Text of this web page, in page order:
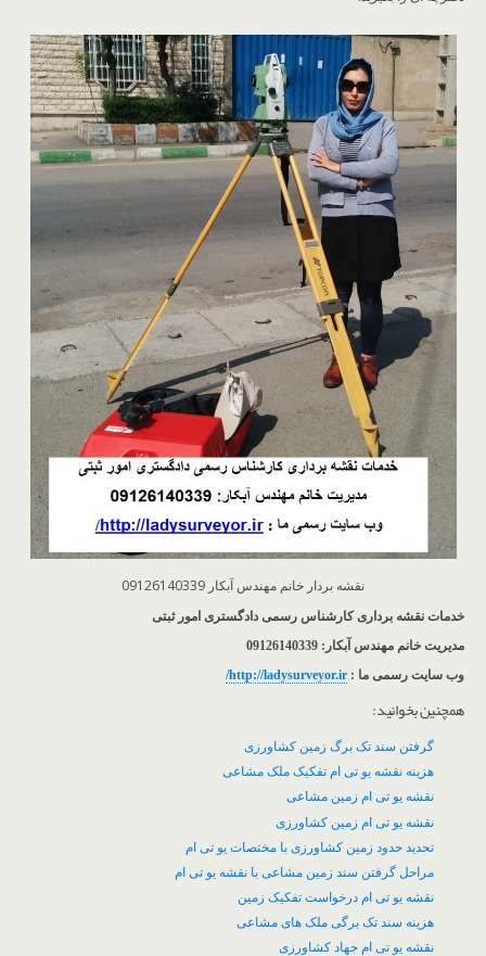
نقشه بردار خانم مهندس آبکار 09126140339
خدمات نقشه برداری کارشناس رسمی دادگستری امور ثبتی
مدیریت خانم مهندس آبکار: 09126140339
وب سایت رسمی ما : http://ladysurveyor.ir/
همچنین بخوانید:
گرفتن سند تک برگ زمین کشاورزی
هزینه نقشه یو تی ام تفکیک ملک مشاعی
نقشه یو تی ام زمین مشاعی
نقشه یو تی ام زمین کشاورزی
تحدید حدود زمین کشاورزی با مختصات یو تی ام
مراحل گرفتن سند زمین مشاعی با نقشه یو تی ام
نقشه یو تی ام درخواست تفکیک زمین
هزینه سند تک برگی ملک های مشاعی
نقشه یو تی ام جهاد کشاورزی